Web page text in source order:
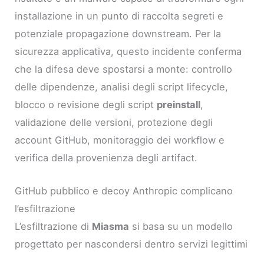
installazione in un punto di raccolta segreti e
potenziale propagazione downstream. Per la
sicurezza applicativa, questo incidente conferma
che la difesa deve spostarsi a monte: controllo
delle dipendenze, analisi degli script lifecycle,
blocco o revisione degli script preinstall,
validazione delle versioni, protezione degli
account GitHub, monitoraggio dei workflow e
verifica della provenienza degli artifact.
GitHub pubblico e decoy Anthropic complicano
l’esfiltrazione
L’esfiltrazione di Miasma si basa su un modello
progettato per nascondersi dentro servizi legittimi